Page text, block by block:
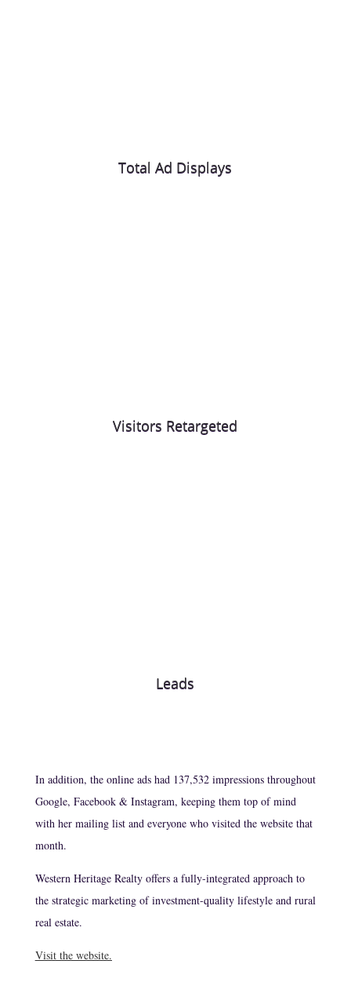
Total Ad Displays
Visitors Retargeted
Leads
In addition, the online ads had 137,532 impressions throughout
Google, Facebook & Instagram, keeping them top of mind
with her mailing list and everyone who visited the website that
month.
Western Heritage Realty offers a fully-integrated approach to
the strategic marketing of investment-quality lifestyle and rural
real estate.
Visit the website.